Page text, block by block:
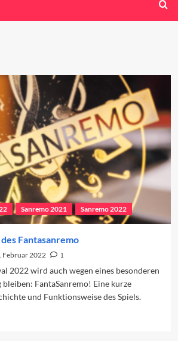
Sanremo 2021 Sanremo 2022
Fantasanremo
Februar 2022
1
2022 wird auch wegen eines besonderen
FantaSanremo! Eine kurze
und Funktionsweise des Spiels.